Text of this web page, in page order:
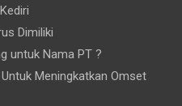
Dimiliki
untuk Nama PT ?
Meningkatkan Omset